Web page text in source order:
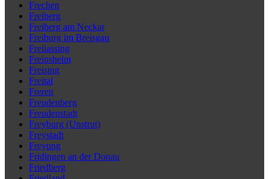
Frechen
Freiberg
Freiberg am Neckar
Freiburg im Breisgau
Freilassing
Freinsheim
Freising
Freital
Freren
Freudenberg
Freudenstadt
Freyburg (Unstrut)
Freystadt
Freyung
Fridingen an der Donau
Friedberg